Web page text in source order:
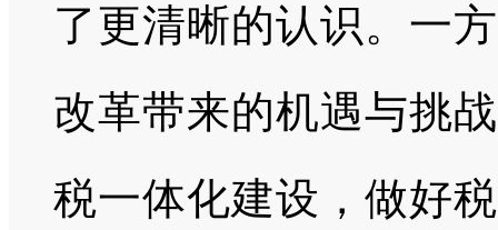
了更清晰的认识。一
改革带来的机遇与挑
税一体化建设，做好